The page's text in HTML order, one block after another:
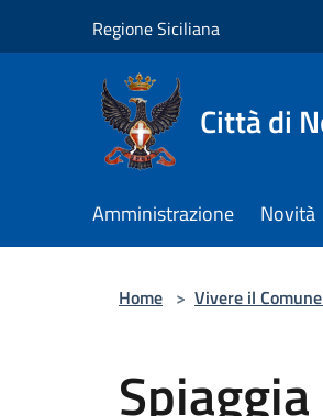
Regione Siciliana
Città di
Amministrazione Novità
Home > Vivere il Comune